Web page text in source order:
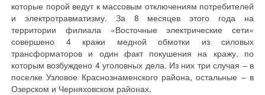
которые порой ведут к массовым отключениям потребителей
и электротравматизму. За 8 месяцев этого года на
территории филиала «Восточные электрические сети»
совершено 4 кражи медной обмотки из силовых
трансформаторов и один факт покушения на кражу, по
которым возбуждено 4 уголовных дела. Из них три случая – в
поселке Узловое Краснознаменского района, остальные – в
Озерском и Черняховском районах.